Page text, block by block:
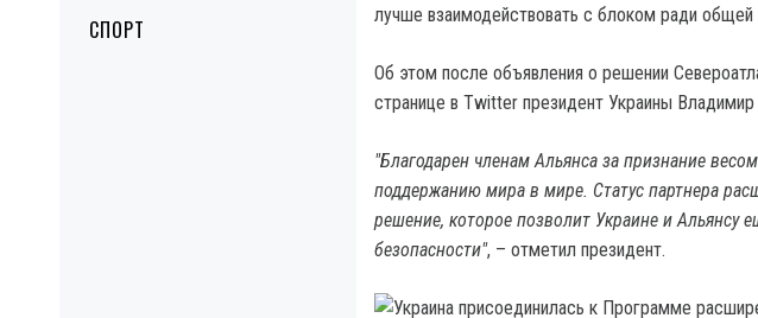
СПОРТ
лучше взаимодействовать с блоком ради общей
Об этом после объявления о решении
странице в Twitter президент Украины Владимир
"Благодарен членам Альянса за признание
поддержанию мира в мире. Статус партнера
решение, которое позволит Украине и Альянсу
безопасности", – отметил президент.